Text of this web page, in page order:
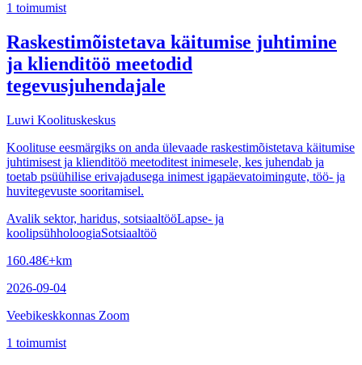
1 toimumist
Raskestimõistetava käitumise juhtimine
ja klienditöö meetodid
tegevusjuhendajale
Luwi Koolituskeskus
Koolituse eesmärgiks on anda ülevaade raskestimõistetava käitumise
juhtimisest ja klienditöö meetoditest inimesele, kes juhendab ja
toetab psüühilise erivajadusega inimest igapäevatoimingute, töö- ja
huvitegevuste sooritamisel.
Avalik sektor, haridus, sotsiaaltööLapse- ja
koolipsühholoogiaSotsiaaltöö
160.48€+km
2026-09-04
Veebikeskkonnas Zoom
1 toimumist